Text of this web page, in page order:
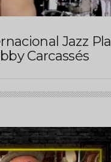
Jazz
Carcassés